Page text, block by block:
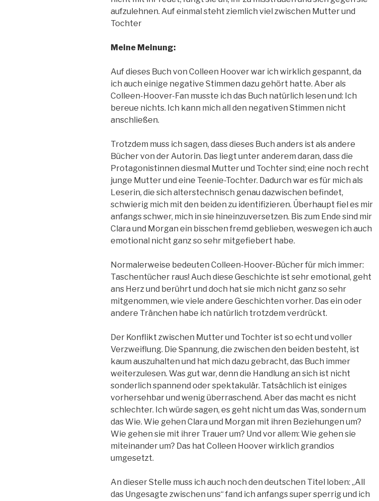
aufzulehnen. Auf einmal steht ziemlich viel zwischen Mutter und
Tochter
Meine Meinung:
Auf dieses Buch von Colleen Hoover war ich wirklich gespannt, da
ich auch einige negative Stimmen dazu gehört hatte. Aber als
Colleen-Hoover-Fan musste ich das Buch natürlich lesen und: Ich
bereue nichts. Ich kann mich all den negativen Stimmen nicht
anschließen.
Trotzdem muss ich sagen, dass dieses Buch anders ist als andere
Bücher von der Autorin. Das liegt unter anderem daran, dass die
Protagonistinnen diesmal Mutter und Tochter sind; eine noch recht
junge Mutter und eine Teenie-Tochter. Dadurch war es für mich als
Leserin, die sich alterstechnisch genau dazwischen befindet,
schwierig mich mit den beiden zu identifizieren. Überhaupt fiel es mir
anfangs schwer, mich in sie hineinzuversetzen. Bis zum Ende sind mir
Clara und Morgan ein bisschen fremd geblieben, weswegen ich auch
emotional nicht ganz so sehr mitgefiebert habe.
Normalerweise bedeuten Colleen-Hoover-Bücher für mich immer:
Taschentücher raus! Auch diese Geschichte ist sehr emotional, geht
ans Herz und berührt und doch hat sie mich nicht ganz so sehr
mitgenommen, wie viele andere Geschichten vorher. Das ein oder
andere Tränchen habe ich natürlich trotzdem verdrückt.
Der Konflikt zwischen Mutter und Tochter ist so echt und voller
Verzweiflung. Die Spannung, die zwischen den beiden besteht, ist
kaum auszuhalten und hat mich dazu gebracht, das Buch immer
weiterzulesen. Was gut war, denn die Handlung an sich ist nicht
sonderlich spannend oder spektakulär. Tatsächlich ist einiges
vorhersehbar und wenig überraschend. Aber das macht es nicht
schlechter. Ich würde sagen, es geht nicht um das Was, sondern um
das Wie. Wie gehen Clara und Morgan mit ihren Beziehungen um?
Wie gehen sie mit ihrer Trauer um? Und vor allem: Wie gehen sie
miteinander um? Das hat Colleen Hoover wirklich grandios
umgesetzt.
An dieser Stelle muss ich auch noch den deutschen Titel loben: „All
das Ungesagte zwischen uns“ fand ich anfangs super sperrig und ich